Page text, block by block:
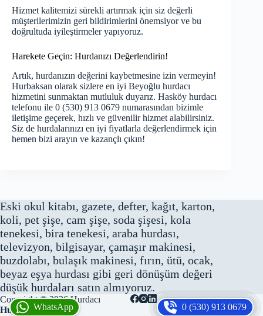
Hizmet kalitemizi sürekli artırmak için siz değerli
müşterilerimizin geri bildirimlerini önemsiyor ve bu
doğrultuda iyileştirmeler yapıyoruz.
Harekete Geçin: Hurdanızı Değerlendirin!
Artık, hurdanızın değerini kaybetmesine izin vermeyin!
Hurbaksan olarak sizlere en iyi Beyoğlu hurdacı
hizmetini sunmaktan mutluluk duyarız. Hasköy hurdacı
telefonu ile 0 (530) 913 0679 numarasından bizimle
iletişime geçerek, hızlı ve güvenilir hizmet alabilirsiniz.
Siz de hurdalarınızı en iyi fiyatlarla değerlendirmek için
hemen bizi arayın ve kazançlı çıkın!
Eski okul kitabı, gazete, defter, kağıt, karton,
koli, pet şişe, cam şişe, soda şişesi, kola
tenekesi, bira tenekesi, araba hurdası,
televizyon, bilgisayar, çamaşır makinesi,
buzdolabı, bulaşık makinesi, fırın, ütü, ocak,
beyaz eşya hurdası gibi geri dönüşüm değeri
düşük hurdaları satın almıyoruz.
Copyright © 2026Hurdacı
Hurbaksan Hurda
0 (530) 913 0679
WhatsApp